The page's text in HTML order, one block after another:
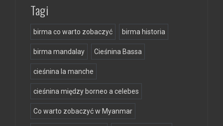
Tagi
birma co warto zobaczyć birma historia
birma mandalay Cieśnina Bassa
cieśnina la manche
cieśnina między borneo a celebes
Co warto zobaczyć w Myanmar